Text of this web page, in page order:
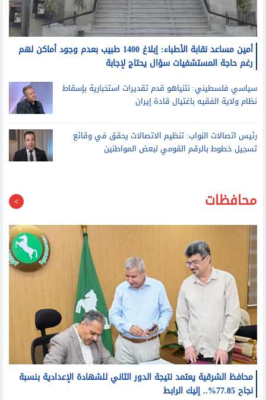
أمين مساعد نقابة الأطباء: إبلاغ 1400 طبيب بعدم وجود أماكن لهم
سياسي فلسطيني: نتنياهو قدم تقديرات استخبارية بإسقاط
نظام ولاية الفقيه باغتيال قادة إيران
رئيس اتصالات النواب: تنظيم الاتصالات يحقق في وقائع
تسجيل خطوط بالرقم القومي لبعض المواطنين
محافظات